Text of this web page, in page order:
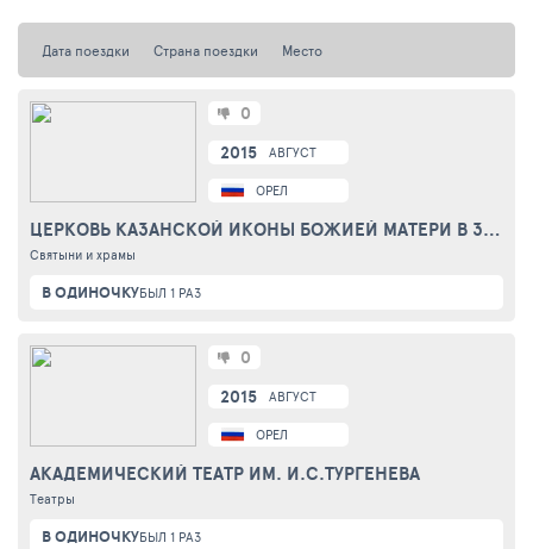
Дата поездки Страна поездки Место
2015 АВГУСТ
ОРЕЛ
ЦЕРКОВЬ КАЗАНСКОЙ ИКОНЫ БОЖИЕЙ МАТЕРИ В ЗМИЕВКЕ
Святыни и храмы
0
В ОДИНОЧКУБЫЛ 1 РАЗ
2015 АВГУСТ
ОРЕЛ
АКАДЕМИЧЕСКИЙ ТЕАТР ИМ. И.С.ТУРГЕНЕВА
Театры
0
В ОДИНОЧКУБЫЛ 1 РАЗ